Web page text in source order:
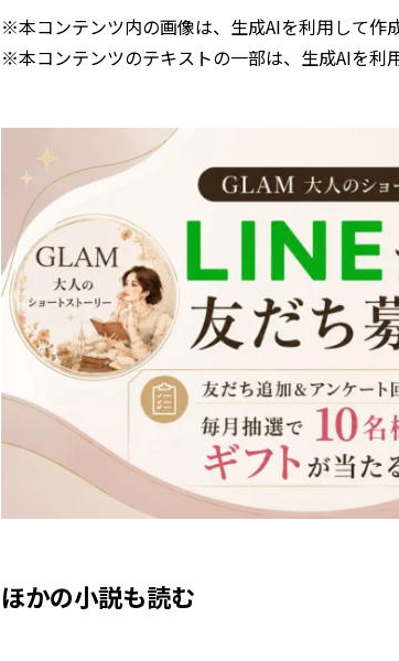
※本コンテンツ内の画像は、生成AIを利用して作
※本コンテンツのテキストの一部は、生成AIを利
ほかの小説も読む